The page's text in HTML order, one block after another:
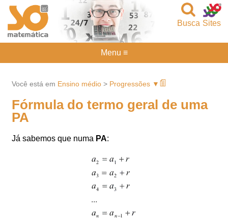
Sites
Busca
Você está em Ensino médio > Progressões ▼
Fórmula do termo geral de uma
PA
Já sabemos que numa PA: